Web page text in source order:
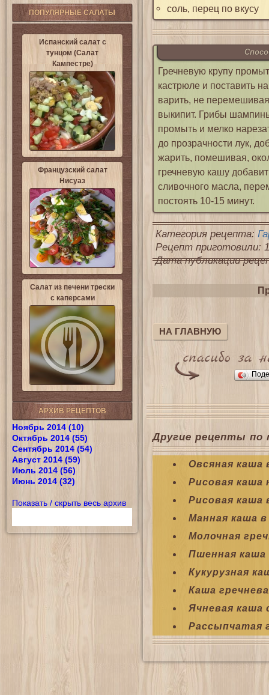
ПОПУЛЯРНЫЕ САЛАТЫ
Испанский салат с
тунцом (Салат
Кампестре)
Французский салат
Нисуаз
Салат из печени трески
с каперсами
АРХИВ РЕЦЕПТОВ
Ноябрь 2014 (10)
Октябрь 2014 (55)
Сентябрь 2014 (54)
Август 2014 (59)
Июль 2014 (56)
Июнь 2014 (32)
Показать / скрыть весь архив
соль, перец по вкусу
Гречневую крупу
кастрюле и поставить
варить, не
выкипит. Грибы
промыть и мелко
до прозрачности лук,
жарить, помешивая,
гречневую кашу
сливочного масла,
постоять 10-15 минут.
Категория рецепта:
Рецепт приготовили:
Дата публикации
НА ГЛАВНУЮ
Другие рецепты по
Овсяная каша
Рисовая каша
Рисовая каша
Манная каша
Молочная
Пшенная каша
Кукурузная
Каша
Ячневая каша
Рассыпчатая